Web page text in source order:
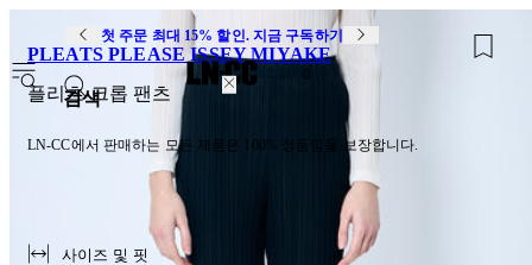
첫 주문 최대 15% 할인. 지금 구독하기
검색
PLEATS PLEASE ISSEY MIYAKE
플리츠 크롭 팬츠
LN-CC에서 판매하는 모든 제품은 100% 정품임을 보장합니다.
사이즈 및 핏